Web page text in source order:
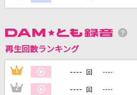
宇多田ヒカル
[生音]あばよ さよなら
大江裕
再生回数ランキング
1 ---- 回 ----
2 ---- 回 ----